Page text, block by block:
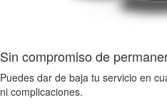
Sin compromiso de
Puedes dar de baja tu servicio en
ni complicaciones.